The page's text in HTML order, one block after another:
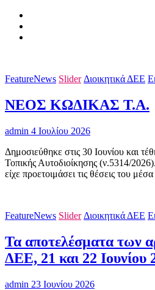
FeatureNews Slider Διοικητικά ΔΕΕ
ΝΕΟΣ ΚΩΔΙΚΑΣ Τ.Α.
admin 4 Ιουλίου 2026
Δημοσιεύθηκε στις 30 Ιουνίου και
Τοπικής Αυτοδιοίκησης (ν.5314/
είχε προετοιμάσει τις θέσεις του
FeatureNews Slider Διοικητικά ΔΕΕ
Τα αποτελέσματα των
ΔΕΕ, 21 και 22 Ιουνίου
admin 23 Ιουνίου 2026